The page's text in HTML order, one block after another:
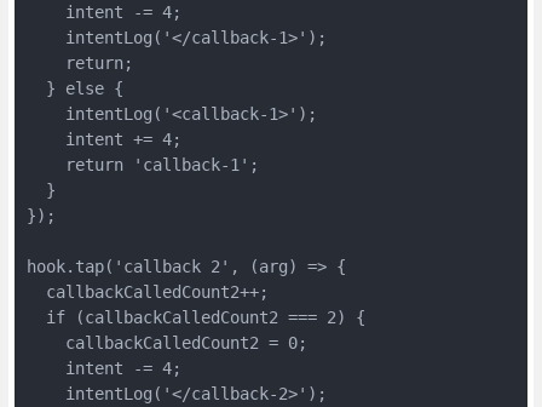
    intent -= 4;
    intentLog('</callback-1>');
    return;
  } else {
    intentLog('<callback-1>');
    intent += 4;
    return 'callback-1';
  }
});
hook.tap('callback 2', (arg) => {
  callbackCalledCount2++;
  if (callbackCalledCount2 === 2) {
    callbackCalledCount2 = 0;
    intent -= 4;
    intentLog('</callback-2>');